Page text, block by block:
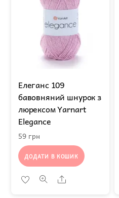
Елеганс 109
бавовняний шнурок з
люрексом Yarnart
Elegance
59 грн
ДОДАТИ В КОШИК
Share